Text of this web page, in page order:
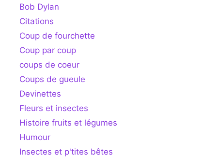
Bob Dylan
Citations
Coup de fourchette
Coup par coup
coups de coeur
Coups de gueule
Devinettes
Fleurs et insectes
Histoire fruits et légumes
Humour
Insectes et p'tites bêtes